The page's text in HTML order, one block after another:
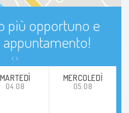
più opportuno e
MARTEDÌ
04.08
MERCOLEDÌ
05.08